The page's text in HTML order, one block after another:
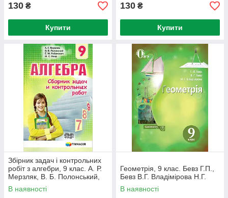
130 ₴
Купити
130 ₴
Купити
Збірник задач і контрольних
робіт з алгебри, 9 клас. А. Р.
Мерзляк, В. Б. Полонський,
М. С. Якір (російською
мовою)
В наявності
Геометрія, 9 клас. Бевз Г.П.,
Бевз В.Г. Владімірова Н.Г.
В наявності